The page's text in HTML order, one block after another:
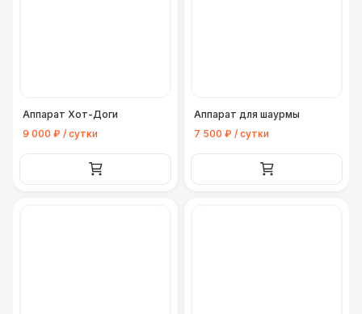
Аппарат Хот-Доги
9 000 ₽ / сутки
Аппарат для шаурмы
7 500 ₽ / сутки